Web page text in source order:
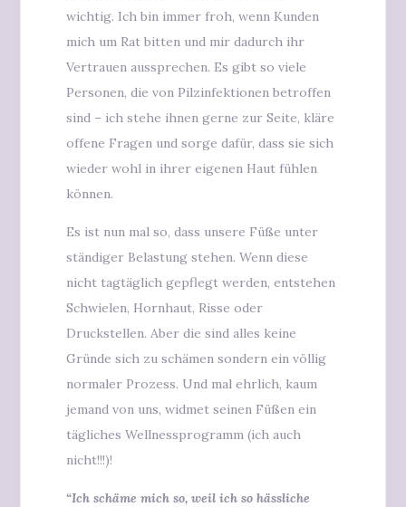
wichtig. Ich bin immer froh, wenn Kunden
mich um Rat bitten und mir dadurch ihr
Vertrauen aussprechen. Es gibt so viele
Personen, die von Pilzinfektionen betroffen
sind – ich stehe ihnen gerne zur Seite, kläre
offene Fragen und sorge dafür, dass sie sich
wieder wohl in ihrer eigenen Haut fühlen
können.
Es ist nun mal so, dass unsere Füße unter
ständiger Belastung stehen. Wenn diese
nicht tagtäglich gepflegt werden, entstehen
Schwielen, Hornhaut, Risse oder
Druckstellen. Aber die sind alles keine
Gründe sich zu schämen sondern ein völlig
normaler Prozess. Und mal ehrlich, kaum
jemand von uns, widmet seinen Füßen ein
tägliches Wellnessprogramm (ich auch
nicht!!!)!
“Ich schäme mich so, weil ich so hässliche